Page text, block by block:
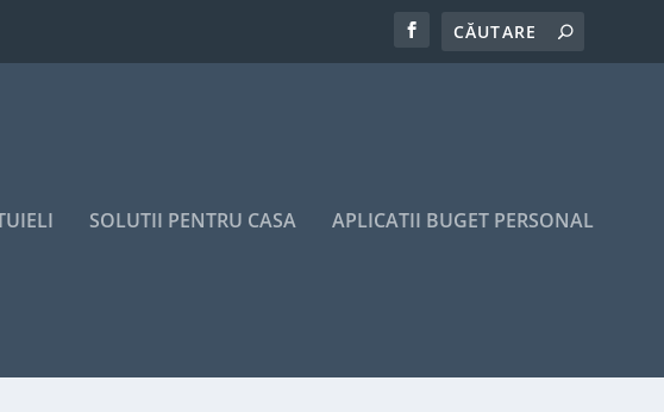
SOLUTII PENTRU CASA APLICATII BUGET PERSONAL